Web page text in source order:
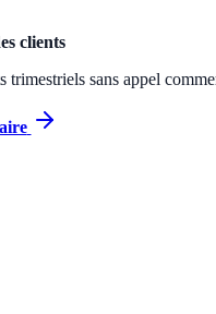
clients
sans appel